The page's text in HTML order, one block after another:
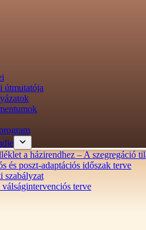
útmutatója
a házirendhez – A szegregáció
és poszt-adaptációs időszak terve
szabályzat
terve